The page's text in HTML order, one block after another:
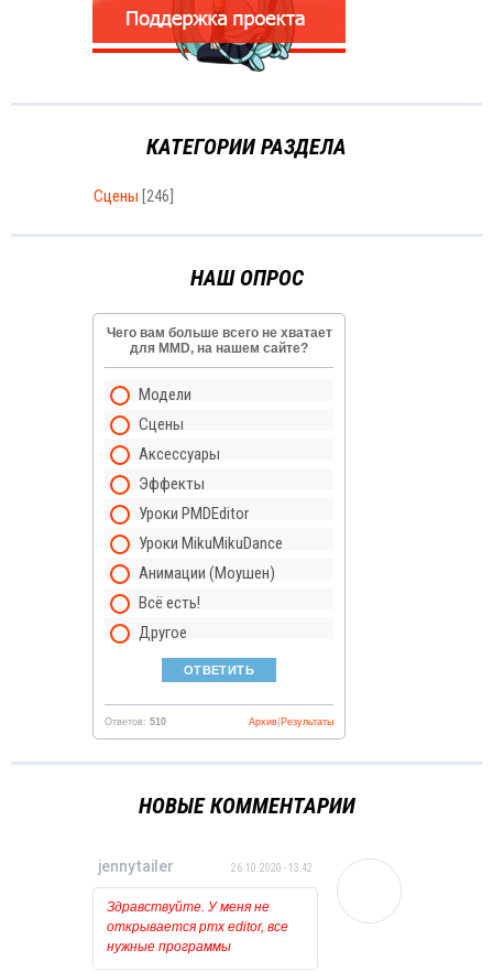
КАТЕГОРИИ РАЗДЕЛА
Сцены [246]
НАШ ОПРОС
Чего вам больше всего не хватает
для MMD, на нашем сайте?
Модели
Сцены
Аксессуары
Эффекты
Уроки PMDEditor
Уроки MikuMikuDance
Анимации (Моушен)
Всё есть!
Другое
Ответов: 510 Результаты
Архив
НОВЫЕ КОММЕНТАРИИ
jennytailer 26.10.2020 - 13:42
Здравствуйте. У меня не
открывается pmx editor, все
нужные программы
установлены и обновлены.